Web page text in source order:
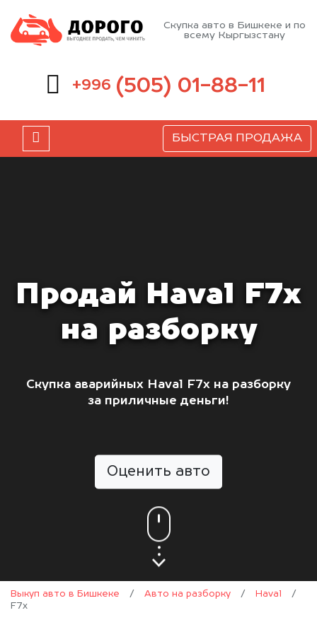
Скупка авто в Бишкеке и по
всему Кыргызстану
+996 (505) 01-88-11
БЫСТРАЯ ПРОДАЖА
Продай Haval F7x
на разборку
Скупка аварийных Haval F7x на разборку
за приличные деньги!
Оценить авто
Выкуп авто в Бишкеке / Авто на разборку / Haval
/
F7x